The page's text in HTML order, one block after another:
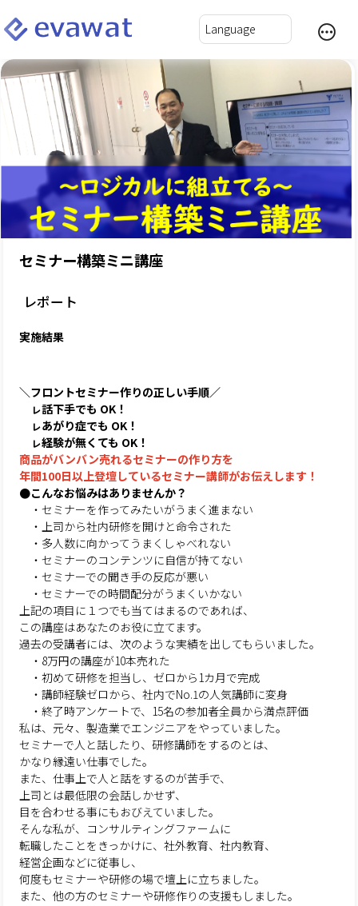
セミナー構築ミニ講座
レポート
実施結果
＼フロントセミナー作りの正しい手順／
ㇾ話下手でも OK！
ㇾあがり症でも OK！
ㇾ経験が無くても OK！
商品がバンバン売れるセミナーの作り方を
年間100日以上登壇しているセミナー講師がお伝えします！
●こんなお悩みはありませんか？
・セミナーを作ってみたいがうまく進まない
・上司から社内研修を開けと命令された
・多人数に向かってうまくしゃべれない
・セミナーのコンテンツに自信が持てない
・セミナーでの聞き手の反応が悪い
・セミナーでの時間配分がうまくいかない
上記の項目に１つでも当てはまるのであれば、
この講座はあなたのお役に立てます。
過去の受講者には、次のような実績を出してもらいました。
・8万円の講座が10本売れた
・初めて研修を担当し、ゼロから1カ月で完成
・講師経験ゼロから、社内でNo.1の人気講師に変身
・終了時アンケートで、15名の参加者全員から満点評価
私は、元々、製造業でエンジニアをやっていました。
セミナーで人と話したり、研修講師をするのとは、
かなり縁遠い仕事でした。
また、仕事上で人と話をするのが苦手で、
上司とは最低限の会話しかせず、
目を合わせる事にもおびえていました。
そんな私が、コンサルティングファームに
転職したことをきっかけに、社外教育、社内教育、
経営企画などに従事し、
何度もセミナーや研修の場で壇上に立ちました。
また、他の方のセミナーや研修作りの支援もしました。